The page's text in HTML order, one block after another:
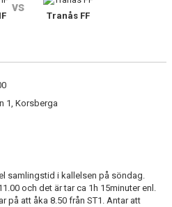
vs
Tranås FF
1, Korsberga
samlingstid i kallelsen på söndag.
och det är tar ca 1h 15minuter enl.
på att åka 8.50 från ST1. Antar att